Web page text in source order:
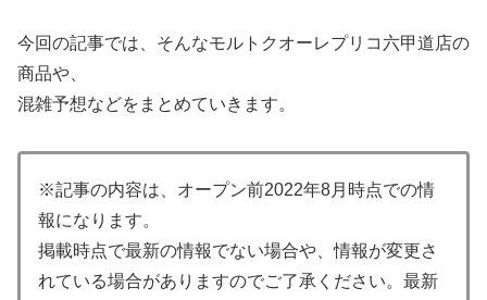
今回の記事では、そんなモルトクオーレプリコ六甲道店の
商品や、
混雑予想などをまとめていきます。
※記事の内容は、オープン前2022年8月時点での情
報になります。
掲載時点で最新の情報でない場合や、情報が変更さ
れている場合がありますのでご了承ください。最新